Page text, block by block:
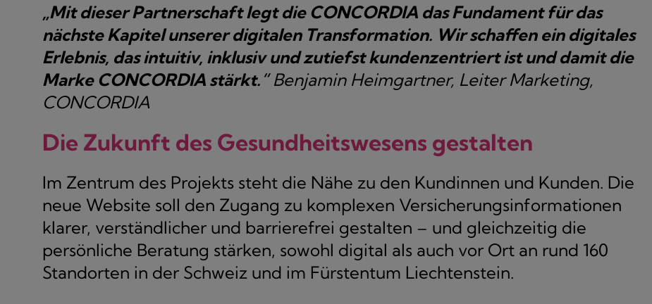
„Mit dieser Partnerschaft legt die CONCORDIA das Fundament für das
nächste Kapitel unserer digitalen Transformation. Wir schaffen ein digitales
Erlebnis, das intuitiv, inklusiv und zutiefst kundenzentriert ist und damit die
Marke CONCORDIA stärkt.“ Benjamin Heimgartner, Leiter Marketing,
CONCORDIA
Die Zukunft des Gesundheitswesens gestalten
Im Zentrum des Projekts steht die Nähe zu den Kundinnen und Kunden. Die
neue Website soll den Zugang zu komplexen Versicherungsinformationen
klarer, verständlicher und barrierefrei gestalten – und gleichzeitig die
persönliche Beratung stärken, sowohl digital als auch vor Ort an rund 160
Standorten in der Schweiz und im Fürstentum Liechtenstein.